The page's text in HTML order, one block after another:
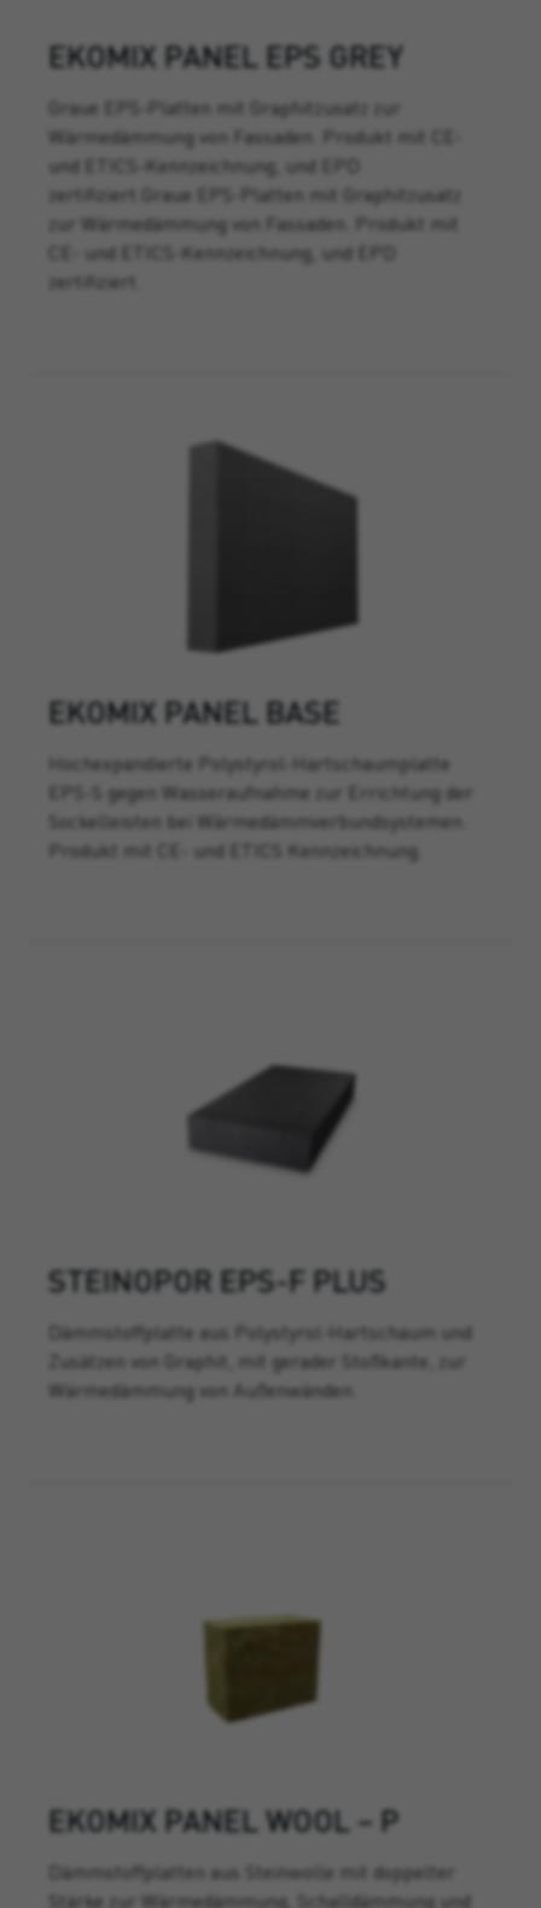
EKOMIX PANEL EPS GREY
Graue EPS-Platten mit Graphitzusatz zur
Wärmedämmung von Fassaden. Produkt mit CE-
und ETICS-Kennzeichnung, und EPD
zertifiziert.Graue EPS-Platten mit Graphitzusatz
zur Wärmedämmung von Fassaden. Produkt mit
CE- und ETICS-Kennzeichnung, und EPD
zertifiziert.
EKOMIX PANEL BASE
Hochexpandierte Polystyrol-Hartschaumplatte
EPS-S gegen Wasseraufnahme zur Errichtung der
Sockelleisten bei Wärmedämmverbundsystemen.
Produkt mit CE- und ETICS Kennzeichnung.
STEINOPOR EPS-F PLUS
Dämmstoffplatte aus Polystyrol-Hartschaum und
Zusätzen von Graphit, mit gerader Stoßkante, zur
Wärmedämmung von Außenwänden.
EKOMIX PANEL WOOL – P
Dämmstoffplatten aus Steinwolle mit doppelter
Stärke zur Wärmedämmung, Schalldämmung und